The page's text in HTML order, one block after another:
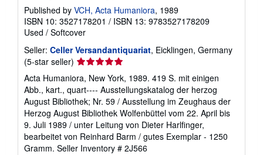
Published by VCH, Acta Humaniora, 1989
ISBN 10: 3527178201 / ISBN 13: 9783527178209
Used / Softcover
Seller: Celler Versandantiquariat, Eicklingen, Germany
(5-star seller) Seller
rating
5
out
of
5
stars
Acta Humaniora, New York, 1989. 419 S. mit einigen
Abb., kart., quart---- Ausstellungskatalog der herzog
August Bibliothek; Nr. 59 / Ausstellung im Zeughaus der
Herzog August Bibliothek Wolfenbüttel vom 22. April bis
9. Juli 1989 / unter Leitung von Dieter Harlfinger,
bearbeitet von Reinhard Barm / gutes Exemplar - 1250
Gramm. Seller Inventory # 2J566